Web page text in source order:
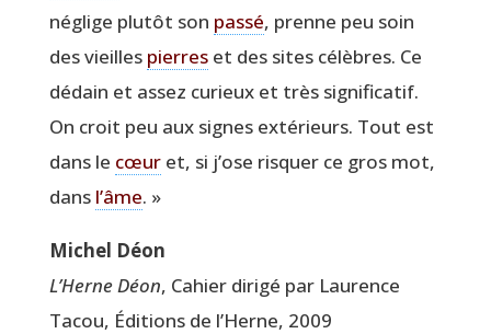
néglige plu­tôt son pas­sé, prenne peu soin
des vieilles pierreset des sites célèbres. Ce
dédain et assez curieux et très signi­fi­ca­tif.
On croit peu aux signes exté­rieurs. Tout est
dans le cœuret, si j’ose ris­quer ce gros mot,
dans l’âme. »
Michel Déon
L’Herne Déon, Cahier diri­gé par Lau­rence
Tacou, Édi­tions de l’Herne, 2009